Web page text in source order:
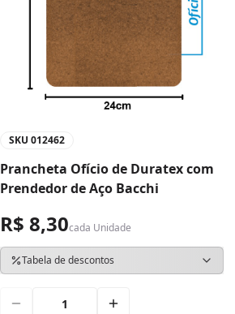
SKU 012462
Prancheta Ofício de Duratex com
Prendedor de Aço Bacchi
R$ 8,30cada Unidade
Tabela de descontos